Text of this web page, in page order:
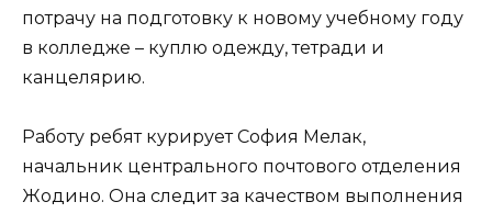
потрачу на подготовку к новому учебному году
в колледже – куплю одежду, тетради и
канцелярию.
Работу ребят курирует София Мелак,
начальник центрального почтового отделения
Жодино. Она следит за качеством выполнения